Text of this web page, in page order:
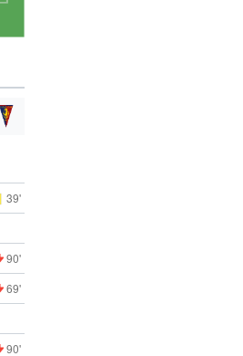
39'
90'
69'
90'